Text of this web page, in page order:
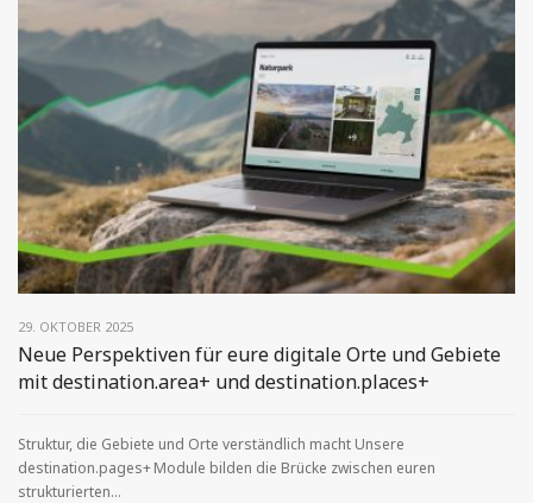
29. OKTOBER 2025
Neue Perspektiven für eure digitale Orte und Gebiete
mit destination.area+ und destination.places+
Struktur, die Gebiete und Orte verständlich macht Unsere
destination.pages+ Module bilden die Brücke zwischen euren
strukturierten...